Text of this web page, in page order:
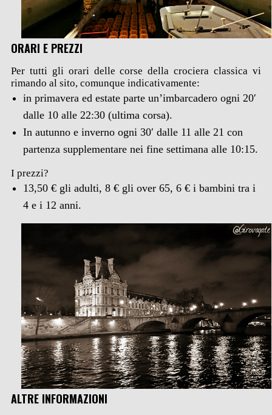
ORARI E PREZZI
Per tutti gli orari delle corse della crociera classica vi
rimando al sito, comunque indicativamente:
in primavera ed estate parte un’imbarcadero ogni 20′
dalle 10 alle 22:30 (ultima corsa).
In autunno e inverno ogni 30′ dalle 11 alle 21 con
partenza supplementare nei fine settimana alle 10:15.
I prezzi?
13,50 € gli adulti, 8 € gli over 65, 6 € i bambini tra i
4 e i 12 anni.
ALTRE INFORMAZIONI